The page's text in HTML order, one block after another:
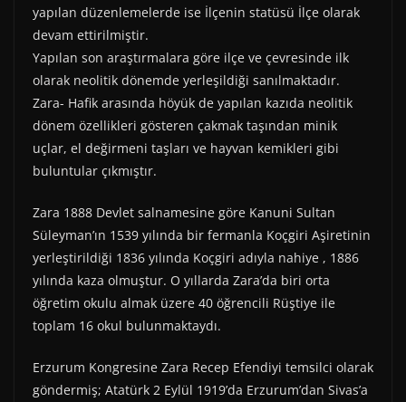
yapılan düzenlemelerde ise İlçenin statüsü İlçe olarak
devam ettirilmiştir.
Yapılan son araştırmalara göre ilçe ve çevresinde ilk
olarak neolitik dönemde yerleşildiği sanılmaktadır.
Zara- Hafik arasında höyük de yapılan kazıda neolitik
dönem özellikleri gösteren çakmak taşından minik
uçlar, el değirmeni taşları ve hayvan kemikleri gibi
buluntular çıkmıştır.
Zara 1888 Devlet salnamesine göre Kanuni Sultan
Süleyman’ın 1539 yılında bir fermanla Koçgiri Aşiretinin
yerleştirildiği 1836 yılında Koçgiri adıyla nahiye , 1886
yılında kaza olmuştur. O yıllarda Zara’da biri orta
öğretim okulu almak üzere 40 öğrencili Rüştiye ile
toplam 16 okul bulunmaktaydı.
Erzurum Kongresine Zara Recep Efendiyi temsilci olarak
göndermiş; Atatürk 2 Eylül 1919’da Erzurum’dan Sivas’a